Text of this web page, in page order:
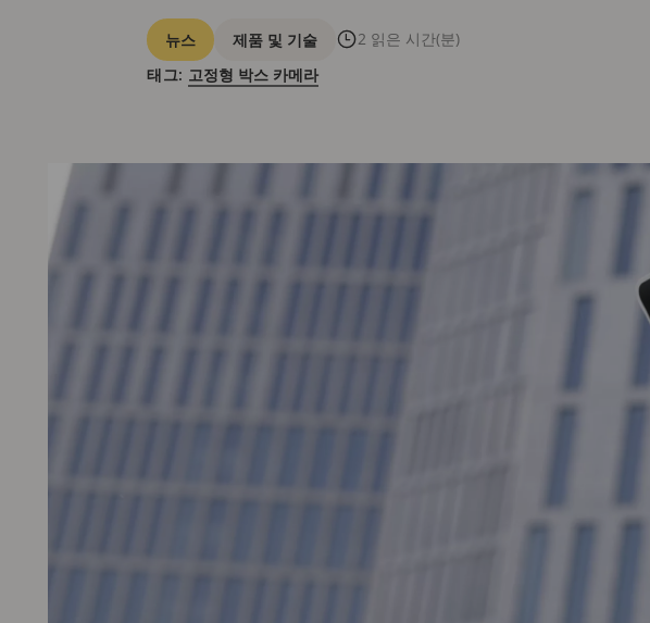
카
테
고
뉴스 제품 및 기술
2 읽은 시간(분)
태그: 고정형 박스 카메라